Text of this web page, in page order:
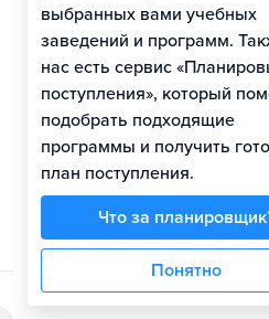
выбранных вами учебных
заведений и программ.
нас есть сервис
поступления», который
подобрать подходящие
программы и получить
план поступления.
Что за
Понятно